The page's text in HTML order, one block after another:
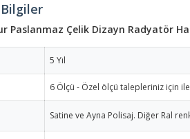
Paslanmaz Çelik Dizayn Radyatör
5 Yıl
6 Ölçü - Özel ölçü talepleriniz için
Satine ve Ayna Polisaj. Diğer Ral